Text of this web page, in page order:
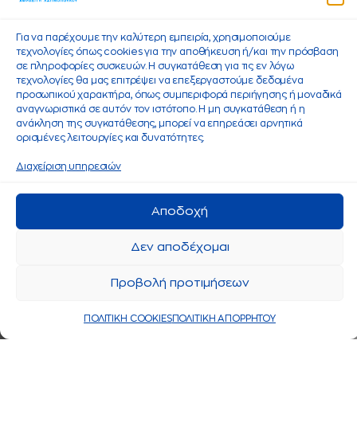
Για να παρέχουμε την καλύτερη εμπειρία, χρησιμοποιούμε
τεχνολογίες όπως cookies για την αποθήκευση ή/και την πρόσβαση
σε πληροφορίες συσκευών. Η συγκατάθεση για τις εν λόγω
τεχνολογίες θα μας επιτρέψει να επεξεργαστούμε δεδομένα
προσωπικού χαρακτήρα, όπως συμπεριφορά περιήγησης ή μοναδικά
αναγνωριστικά σε αυτόν τον ιστότοπο. Η μη συγκατάθεση ή η
ανάκληση της συγκατάθεσης, μπορεί να επηρεάσει αρνητικά
ορισμένες λειτουργίες και δυνατότητες.
Διαχείριση υπηρεσιών
Αποδοχή
Δεν αποδέχομαι
Προβολή προτιμήσεων
ΠΟΛΙΤΙΚΗ COOKIESΠΟΛΙΤΙΚΗ ΑΠΟΡΡΗΤΟΥ